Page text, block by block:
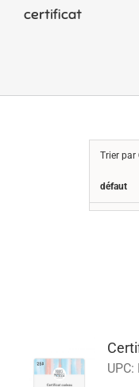
certificat
Trier par
défaut
UPC: